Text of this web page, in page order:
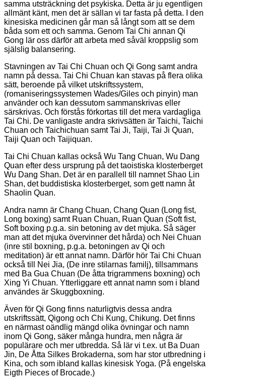
samma utsträckning det psykiska. Detta är ju egentligen
allmänt känt, men det är sällan vi tar fasta på detta. I den
kinesiska medicinen går man så långt som att se dem
båda som ett och samma. Genom Tai Chi annan Qi
Gong lär oss därför att arbeta med såväl kroppslig som
själslig balansering.
Stavningen av Tai Chi Chuan och Qi Gong samt andra
namn på dessa. Tai Chi Chuan kan stavas på flera olika
sätt, beroende på vilket utskriftssystem,
(romaniseringssystemen Wades/Giles och pinyin) man
använder och kan dessutom sammanskrivas eller
särskrivas. Och förstås förkortas till det mera vardagliga
Tai Chi. De vanligaste andra skrivsätten är Taichi, Taichi
Chuan och Taichichuan samt Tai Ji, Taiji, Tai Ji Quan,
Taiji Quan och Taijiquan.
Tai Chi Chuan kallas också Wu Tang Chuan, Wu Dang
Quan efter dess ursprung på det taoistiska klosterberget
Wu Dang Shan. Det är en parallell till namnet Shao Lin
Shan, det buddistiska klosterberget, som gett namn åt
Shaolin Quan.
Andra namn är Chang Chuan, Chang Quan (Long fist,
Long boxing) samt Ruan Chuan, Ruan Quan (Soft fist,
Soft boxing p.g.a. sin betoning av det mjuka. Så säger
man att det mjuka övervinner det hårda) och Nei Chuan
(inre stil boxning, p.g.a. betoningen av Qi och
meditation) är ett annat namn. Därför hör Tai Chi Chuan
också till Nei Jia, (De inre stilarnas familj), tillsammans
med Ba Gua Chuan (De åtta trigrammens boxning) och
Xing Yi Chuan. Ytterliggare ett annat namn som i bland
användes är Skuggboxning.
Även för Qi Gong finns naturligtvis dessa andra
utskriftssätt, Qigong och Chi Kung, Chikung. Det finns
en närmast oändlig mängd olika övningar och namn
inom Qi Gong, säker många hundra, men några är
populärare och mer utbredda. Så lär vi t.ex. ut Ba Duan
Jin, De Åtta Silkes Brokaderna, som har stor utbredning i
Kina, och som ibland kallas kinesisk Yoga. (På engelska
Eigth Pieces of Brocade.)